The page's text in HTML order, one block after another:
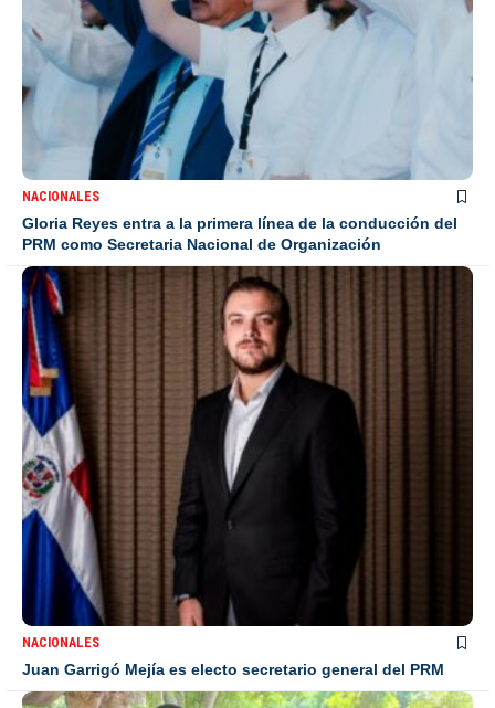
NACIONALES
Gloria Reyes entra a la primera línea de la conducción del
PRM como Secretaria Nacional de Organización
NACIONALES
Juan Garrigó Mejía es electo secretario general del PRM